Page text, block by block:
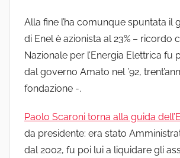
Alla fine l’ha comunque spuntata il
di Enel è azionista al 23% – ricordo
Nazionale per l’Energia Elettrica fu
dal governo Amato nel ’92,
fondazione -.
Paolo Scaroni torna alla guida
da presidente: era stato
dal 2002, fu poi lui a liquidare gli